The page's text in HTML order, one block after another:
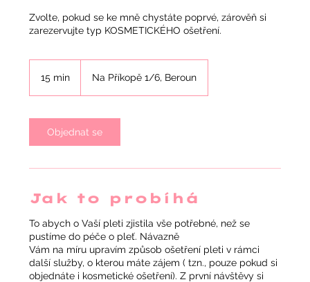
Zvolte, pokud se ke mně chystáte poprvé, zárověň si
zarezervujte typ KOSMETICKÉHO ošetření.
15 min
i
n
Na Příkopě 1/6, Beroun
Objednat se
Jak to probíhá
To abych o Vaší pleti zjistila vše potřebné, než se
pustíme do péče o pleť. Návazně
Vám na míru upravím způsob ošetření pleti v rámci
další služby, o kterou máte zájem ( tzn., pouze pokud si
objednáte i kosmetické ošetření). Z první návštěvy si